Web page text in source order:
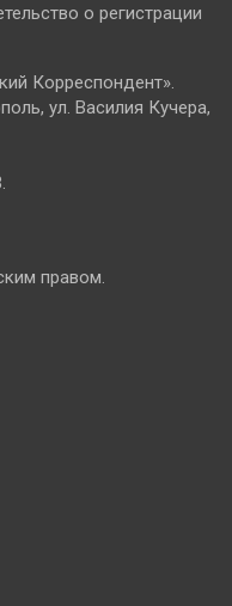
о регистрации
Корреспондент».
ул. Василия Кучера,
правом.